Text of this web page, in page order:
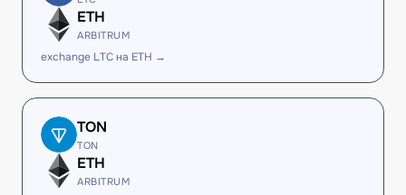
ETH
ARBITRUM
exchange LTC на ETH →
TON
TON
ETH
ARBITRUM